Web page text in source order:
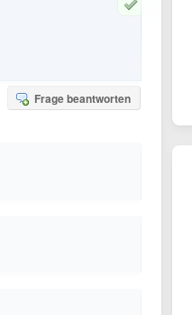
Frage beantworten